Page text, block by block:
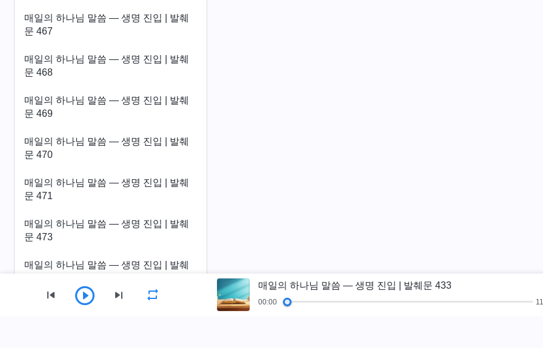
매일의 하나님 말씀 ― 생명 진입 | 발췌
문 467
매일의 하나님 말씀 ― 생명 진입 | 발췌
문 468
매일의 하나님 말씀 ― 생명 진입 | 발췌
문 469
매일의 하나님 말씀 ― 생명 진입 | 발췌
문 470
매일의 하나님 말씀 ― 생명 진입 | 발췌
문 471
매일의 하나님 말씀 ― 생명 진입 | 발췌
문 473
매일의 하나님 말씀 ― 생명 진입 | 발췌
매일의 하나님 말씀 ― 생명 진입 | 발췌
매일의 하나님 말씀 ― 생명 진입 | 발췌문 433
00:00